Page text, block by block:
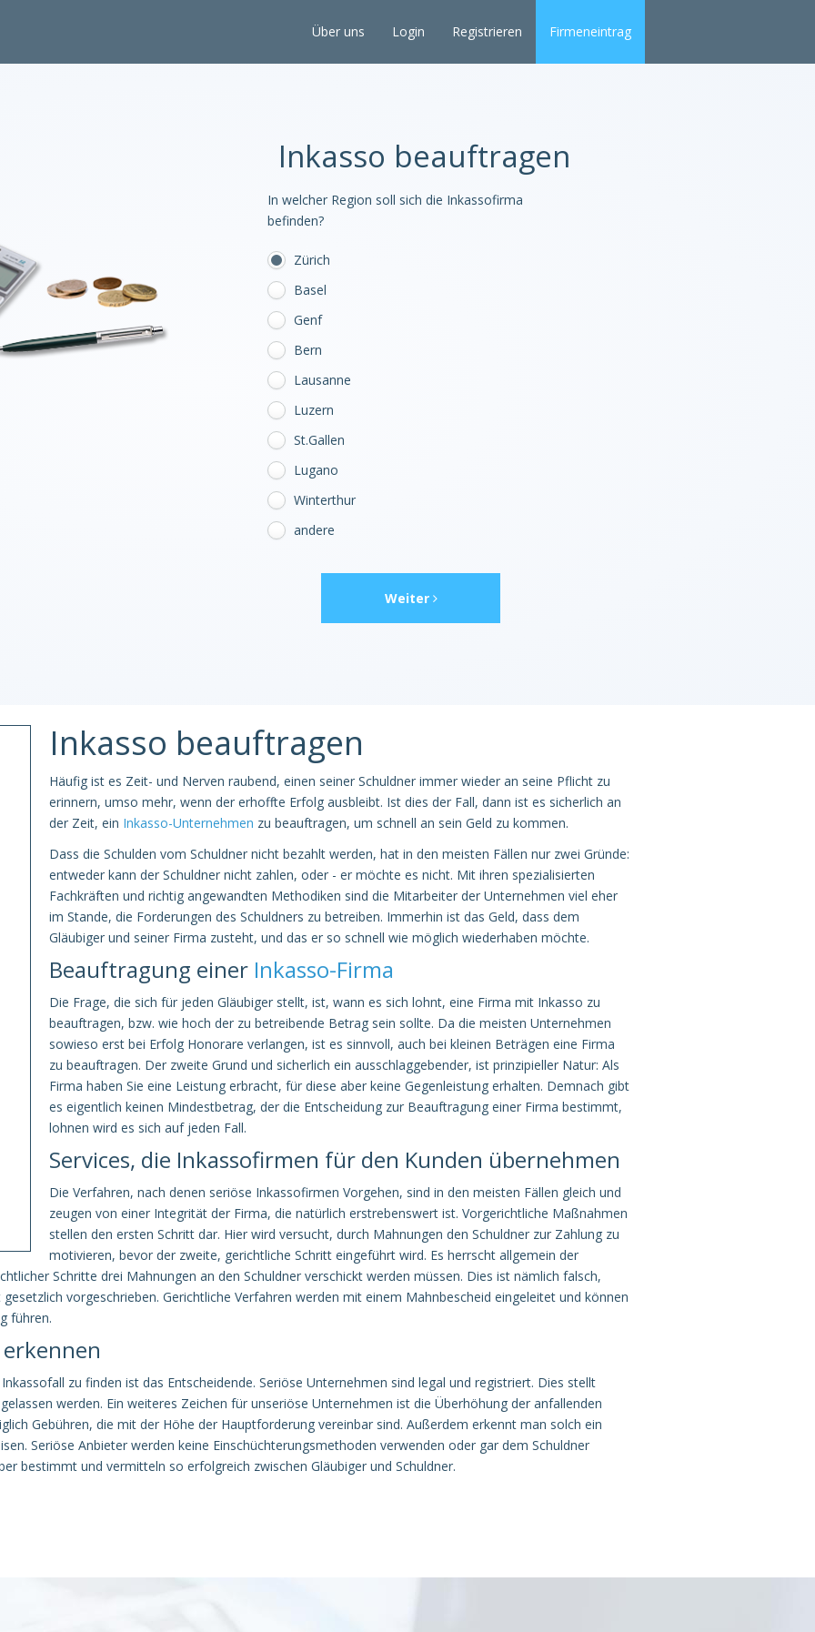
Über uns Login Registrieren Firmeneintrag
Inkasso beauftragen
In welcher Region soll sich die Inkassofirma
befinden?
Zürich
Basel
Genf
Bern
Lausanne
Luzern
St.Gallen
Lugano
Winterthur
andere
Weiter
Inkasso beauftragen
Häufig ist es Zeit- und Nerven raubend, einen seiner Schuldner immer wieder an seine Pflicht zu
erinnern, umso mehr, wenn der erhoffte Erfolg ausbleibt. Ist dies der Fall, dann ist es sicherlich an
der Zeit, ein Inkasso-Unternehmen zu beauftragen, um schnell an sein Geld zu kommen.
Dass die Schulden vom Schuldner nicht bezahlt werden, hat in den meisten Fällen nur zwei Gründe:
entweder kann der Schuldner nicht zahlen, oder - er möchte es nicht. Mit ihren spezialisierten
Fachkräften und richtig angewandten Methodiken sind die Mitarbeiter der Unternehmen viel eher
im Stande, die Forderungen des Schuldners zu betreiben. Immerhin ist das Geld, dass dem
Gläubiger und seiner Firma zusteht, und das er so schnell wie möglich wiederhaben möchte.
Beauftragung einer Inkasso-Firma
Die Frage, die sich für jeden Gläubiger stellt, ist, wann es sich lohnt, eine Firma mit Inkasso zu
beauftragen, bzw. wie hoch der zu betreibende Betrag sein sollte. Da die meisten Unternehmen
sowieso erst bei Erfolg Honorare verlangen, ist es sinnvoll, auch bei kleinen Beträgen eine Firma
zu beauftragen. Der zweite Grund und sicherlich ein ausschlaggebender, ist prinzipieller Natur: Als
Firma haben Sie eine Leistung erbracht, für diese aber keine Gegenleistung erhalten. Demnach gibt
es eigentlich keinen Mindestbetrag, der die Entscheidung zur Beauftragung einer Firma bestimmt,
lohnen wird es sich auf jeden Fall.
Services, die Inkassofirmen für den Kunden übernehmen
Die Verfahren, nach denen seriöse Inkassofirmen Vorgehen, sind in den meisten Fällen gleich und
zeugen von einer Integrität der Firma, die natürlich erstrebenswert ist. Vorgerichtliche Maßnahmen
stellen den ersten Schritt dar. Hier wird versucht, durch Mahnungen den Schuldner zur Zahlung zu
motivieren, bevor der zweite, gerichtliche Schritt eingeführt wird. Es herrscht allgemein der
Schritte drei Mahnungen an den Schuldner verschickt werden müssen. Dies ist nämlich falsch,
vorgeschrieben. Gerichtliche Verfahren werden mit einem Mahnbescheid eingeleitet und können
führen.
zu finden ist das Entscheidende. Seriöse Unternehmen sind legal und registriert. Dies stellt
werden. Ein weiteres Zeichen für unseriöse Unternehmen ist die Überhöhung der anfallenden
Gebühren, die mit der Höhe der Hauptforderung vereinbar sind. Außerdem erkennt man solch ein
Seriöse Anbieter werden keine Einschüchterungsmethoden verwenden oder gar dem Schuldner
bestimmt und vermitteln so erfolgreich zwischen Gläubiger und Schuldner.